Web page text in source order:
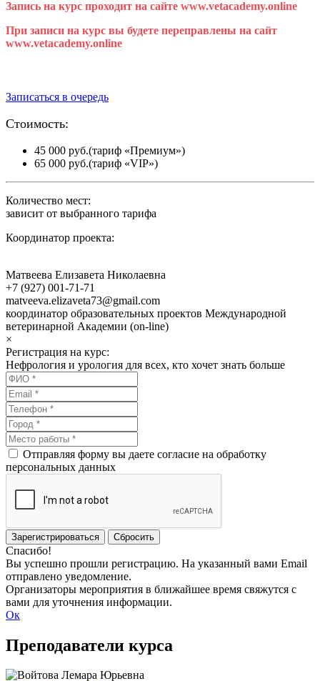
Запись на курс проходит на сайте www.vetacademy.online
При записи на курс вы будете переправлены на сайт
www.vetacademy.online
Записаться в очередь
Стоимость:
45 000 руб.(тариф «Премиум»)
65 000 руб.(тариф «VIP»)
Количество мест:
зависит от выбранного тарифа
Координатор проекта:
Матвеева Елизавета Николаевна
+7 (927) 001-71-71
matveeva.elizaveta73@gmail.com
координатор образовательных проектов Международной
ветеринарной Академии (on-line)
×
Регистрация на курс:
Нефрология и урология для всех, кто хочет знать больше
Отправляя форму вы даете согласие на обработку
персональных данных
Зарегистрироваться Сбросить
Спасибо!
Вы успешно прошли регистрацию. На указанный вами Email
отправлено уведомление.
Организаторы мероприятия в ближайшее время свяжутся с
вами для уточнения информации.
Ок
Преподаватели курса